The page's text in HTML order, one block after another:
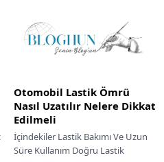
Otomobil Lastik Ömrü
Nasıl Uzatılır Nelere Dikkat
Edilmeli
İçindekiler Lastik Bakımı Ve Uzun
Süre Kullanım Doğru Lastik